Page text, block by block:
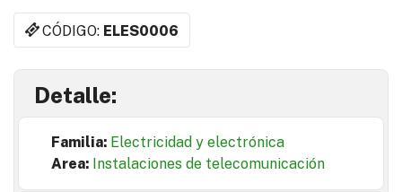
CÓDIGO: ELES0006
Detalle:
Familia: Electricidad y electrónica
Area: Instalaciones de telecomunicación